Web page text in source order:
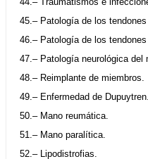
45.– Patología de los
46.– Patología de los
47.– Patología neurológica del
48.– Reimplante de miembros.
49.– Enfermedad de Dupuytren.
50.– Mano reumática.
51.– Mano paralítica.
52.– Lipodistrofias.